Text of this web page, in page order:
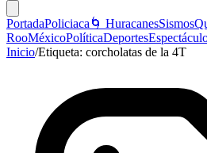
PortadaPoliciaca 🌀 HuracanesSismos
RooMéxicoPolíticaDeportes
Inicio/Etiqueta: corcholatas de la 4T